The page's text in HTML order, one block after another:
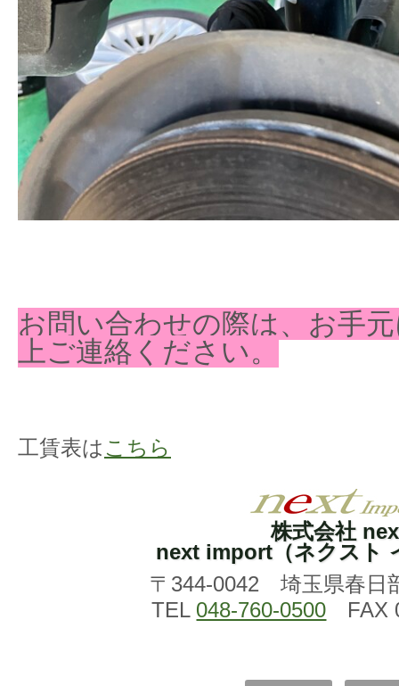
お問い合わせの際は、お手
上ご連絡ください。
工賃表は こちら
株式会社
next import（ネクスト
〒344-0042 埼玉県春日
TEL 048-760-0500 FAX